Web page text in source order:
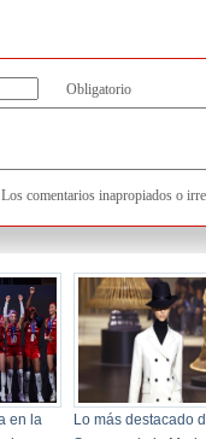
Obligatorio
Los comentarios inapropiados o